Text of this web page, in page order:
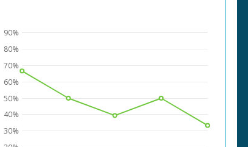
30%
40%
50%
60%
70%
80%
90%